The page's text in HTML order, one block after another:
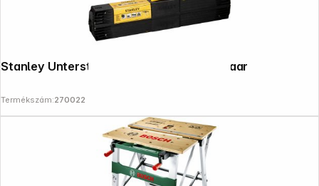
Stanley Unterstellbock Stanley Metall Paar
Termékszám:270022